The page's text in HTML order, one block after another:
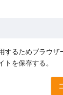
するためブラウザ
トを保存する。